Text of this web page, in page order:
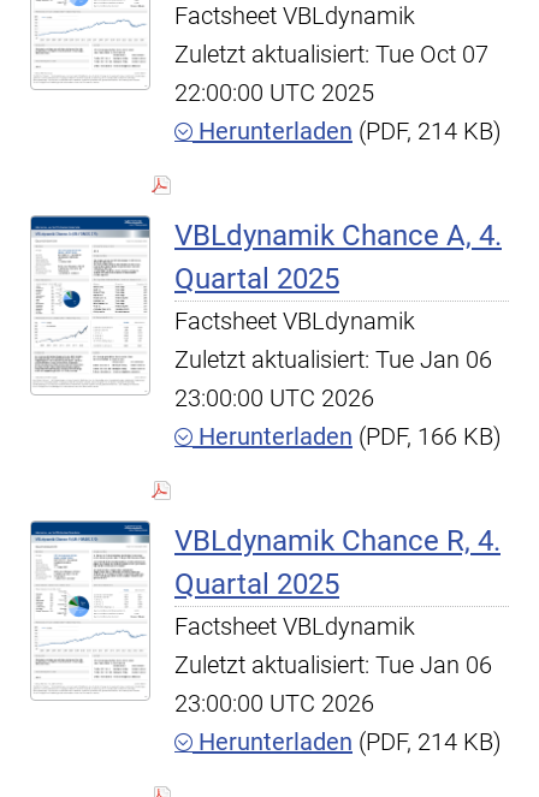
Factsheet VBLdynamik
Zuletzt aktualisiert: Tue Oct 07
22:00:00 UTC 2025
Herunterladen (PDF, 214 KB)
VBLdynamik Chance A, 4.
Quartal 2025
Factsheet VBLdynamik
Zuletzt aktualisiert: Tue Jan 06
23:00:00 UTC 2026
Herunterladen (PDF, 166 KB)
VBLdynamik Chance R, 4.
Quartal 2025
Factsheet VBLdynamik
Zuletzt aktualisiert: Tue Jan 06
23:00:00 UTC 2026
Herunterladen (PDF, 214 KB)